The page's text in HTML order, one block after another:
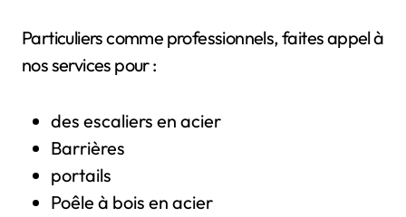
Particuliers comme professionnels, faites appel à
nos services pour :
des escaliers en acier
Barrières
portails
Poêle à bois en acier